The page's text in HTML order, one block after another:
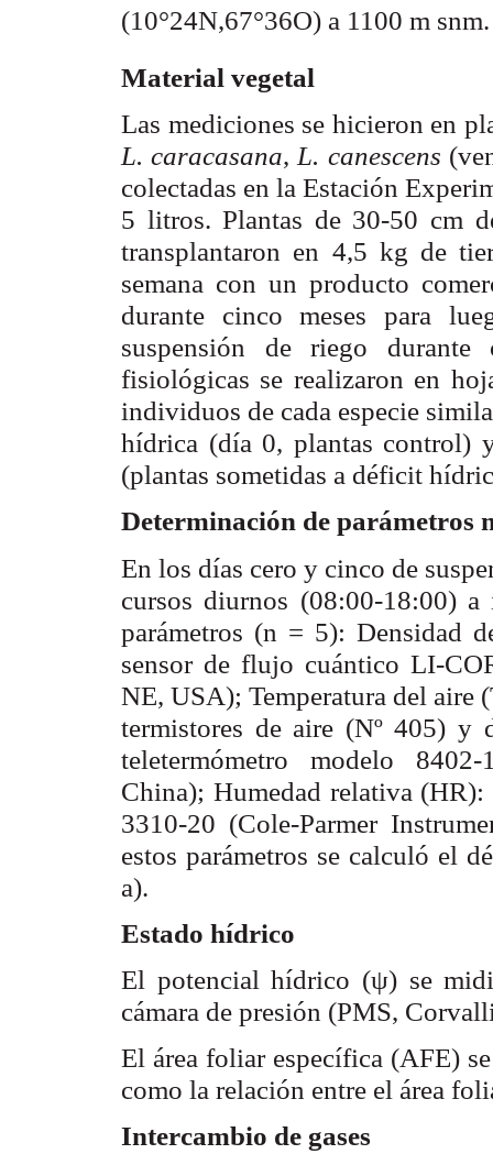
(10°24N,67°36O) a 1100 m snm.
Material vegetal
Las mediciones se hicieron en
L. caracasana, L. canescens
colectadas en la Estación
5 litros. Plantas de 30-50 cm
transplantaron en 4,5 kg de
semana con un producto
durante cinco meses para
suspensión de riego durante
fisiológicas se realizaron en
individuos de cada especie
hídrica (día 0, plantas control)
(plantas sometidas a déficit
Determinación de parámetros
En los días cero y cinco de
cursos diurnos (08:00-18:00)
parámetros (n = 5): Densidad
sensor de flujo cuántico LI-
NE, USA); Temperatura del aire
termistores de aire (Nº 405) y
teletermómetro modelo
China); Humedad relativa
3310-20 (Cole-Parmer
estos parámetros se calculó el
a).
Estado hídrico
El potencial hídrico (ψ) se
cámara de presión (PMS,
El área foliar específica (AFE)
como la relación entre el área
Intercambio de gases